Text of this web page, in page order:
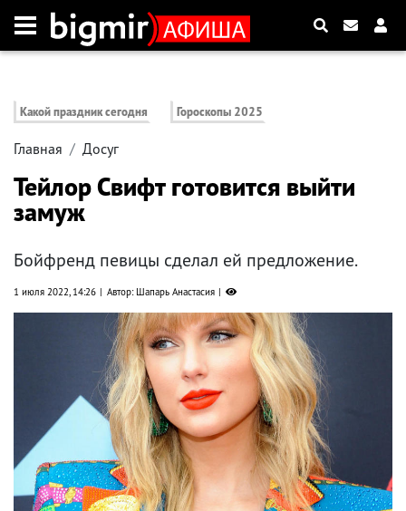
Какой праздник сегодня Гороскопы 2025
Главная Досуг
Тейлор Свифт готовится выйти
замуж
Бойфренд певицы сделал ей предложение.
1 июля 2022, 14:26 Автор: Шапарь Анастасия